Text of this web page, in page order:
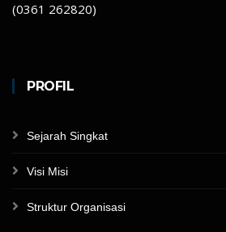
(0361 262820)
PROFIL
Sejarah Singkat
Visi Misi
Struktur Organisasi